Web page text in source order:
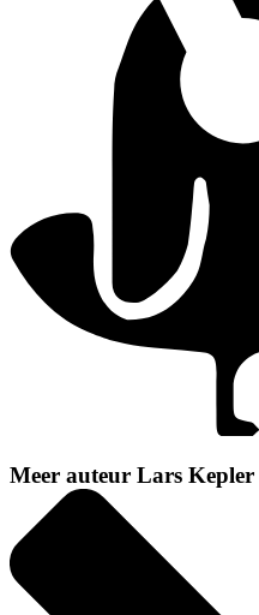
Meer auteur Lars Kepler